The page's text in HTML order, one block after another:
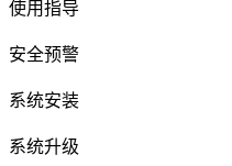
使用指导
安全预警
系统安装
系统升级